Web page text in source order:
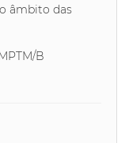
âmbito das
B